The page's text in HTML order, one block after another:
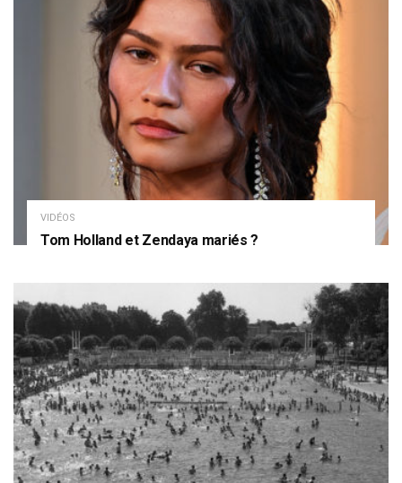
VIDÉOS
Tom Holland et Zendaya mariés ?